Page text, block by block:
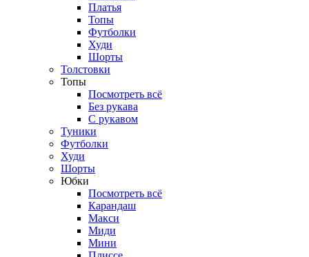
Платья
Топы
Футболки
Худи
Шорты
Толстовки
Топы
Посмотреть всё
Без рукава
С рукавом
Туники
Футболки
Худи
Шорты
Юбки
Посмотреть всё
Карандаш
Макси
Миди
Мини